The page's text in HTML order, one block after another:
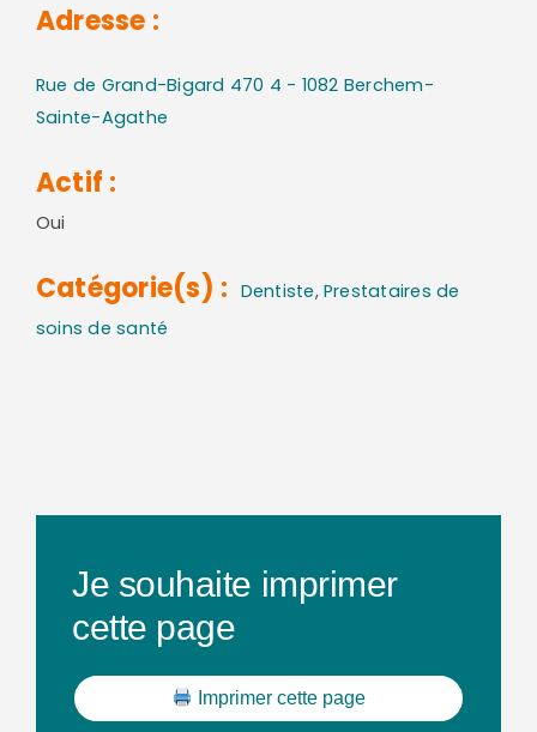
Adresse :
Rue de Grand-Bigard 470 4 - 1082 Berchem-
Sainte-Agathe
Actif :
Oui
Catégorie(s) : Dentiste,Prestataires de
soins de santé
Je souhaite imprimer
cette page
Imprimer cette page